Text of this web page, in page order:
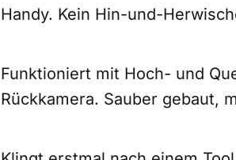
Handy. Kein Hin-und-
Funktioniert mit Hoch- und
Rückkamera. Sauber gebaut,